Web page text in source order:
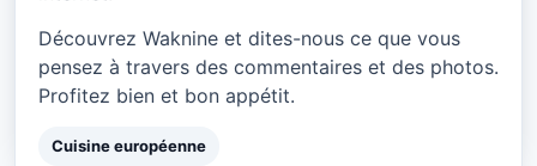
Découvrez Waknine et dites-nous ce que vous
pensez à travers des commentaires et des photos.
Profitez bien et bon appétit.
Cuisine européenne